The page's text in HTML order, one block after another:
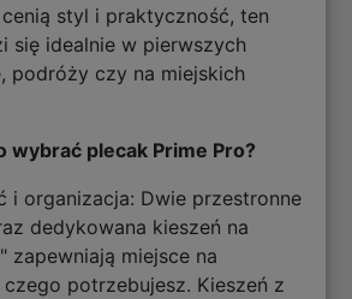
styl i praktyczność, ten
się idealnie w pierwszych
podróży czy na miejskich
wybrać plecak Prime Pro?
i organizacja: Dwie przestronne
dedykowana kieszeń na
zapewniają miejsce na
potrzebujesz. Kieszeń z